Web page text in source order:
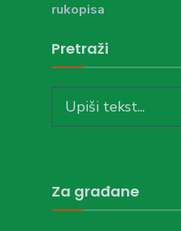
rukopisa
Pretraži
for:
Za građane